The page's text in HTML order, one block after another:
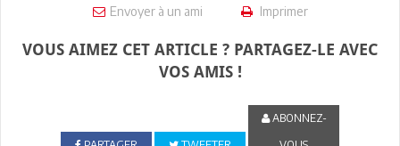
Envoyer à un ami Imprimer
VOUS AIMEZ CET ARTICLE ? PARTAGEZ-LE AVEC
VOS AMIS !
ABONNEZ-